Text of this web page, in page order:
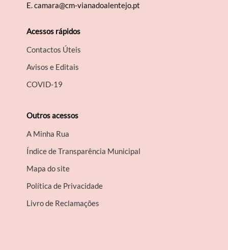
E.camara@cm-vianadoalentejo.pt
Acessos rápidos
Contactos Úteis
Avisos e Editais
COVID-19
Outros acessos
A Minha Rua
Índice de Transparência Municipal
Mapa do site
Política de Privacidade
Livro de Reclamações